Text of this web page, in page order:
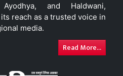
and Haldwani,
reach as a trusted voice in
media.
Read More...